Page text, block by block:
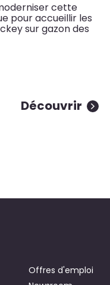
cette
pour accueillir les
sur gazon des
Découvrir
Offres d'emploi